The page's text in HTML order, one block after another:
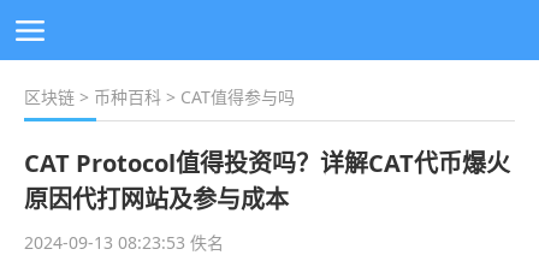
区块链 > 币种百科 > CAT值得参与吗
CAT Protocol值得投资吗？详解CAT代币爆火
原因代打网站及参与成本
2024-09-13 08:23:53 佚名